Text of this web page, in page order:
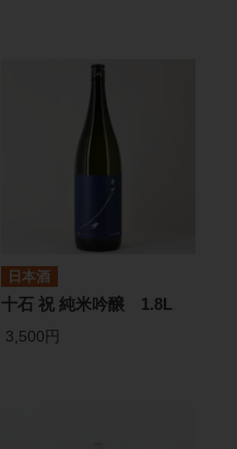
日本酒
十石 祝 純米吟醸 1.8L
3,500円